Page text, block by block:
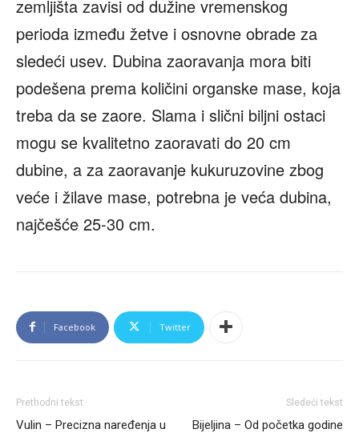
zemljišta zavisi od dužine vremenskog
perioda između žetve i osnovne obrade za
sledeći usev. Dubina zaoravanja mora biti
podešena prema količini organske mase, koja
treba da se zaore. Slama i slični biljni ostaci
mogu se kvalitetno zaoravati do 20 cm
dubine, a za zaoravanje kukuruzovine zbog
veće i žilave mase, potrebna je veća dubina,
najčešće 25-30 cm.
Facebook Twitter
Prethodni tekst
Vulin – Precizna naređenja u
Sledeći tekst
Bijeljina – Od početka godine